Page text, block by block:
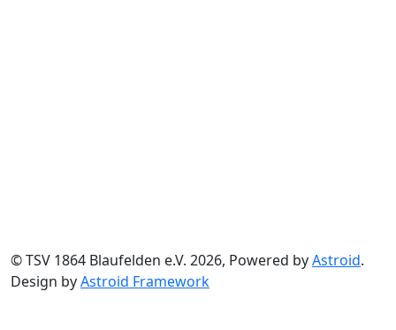
© TSV 1864 Blaufelden e.V. 2026, Powered byAstroid.
Design byAstroid Framework